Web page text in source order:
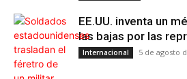
EE.UU. inventa un
las bajas por las
Internacional 5 de agosto